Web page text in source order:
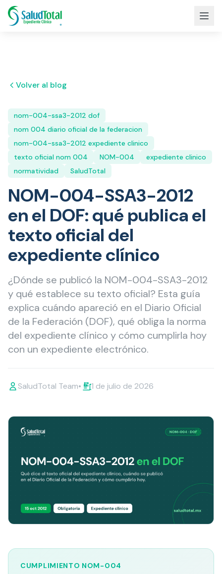
Volver al blog
nom-004-ssa3-2012 dof
nom 004 diario oficial de la federacion
nom-004-ssa3-2012 expediente clinico
texto oficial nom 004
NOM-004
expediente clinico
normatividad
SaludTotal
NOM-004-SSA3-2012
en el DOF: qué publica el
texto oficial del
expediente clínico
¿Dónde se publicó la NOM-004-SSA3-2012
y qué establece su texto oficial? Esta guía
explica cuándo apareció en el Diario Oficial
de la Federación (DOF), qué obliga la norma
del expediente clínico y cómo cumplirla hoy
con un expediente electrónico.
SaludTotal Team• 1 de julio de 2026
CUMPLIMIENTO NOM-004